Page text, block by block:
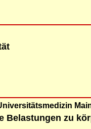
Belastungen zu